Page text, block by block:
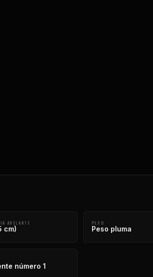
ADELANTE
cm)
PESO
Peso pluma
número 1